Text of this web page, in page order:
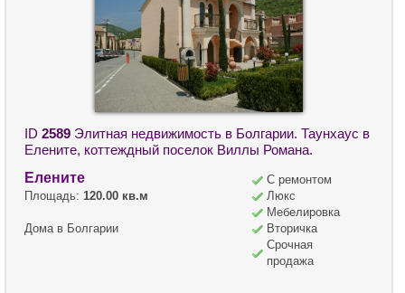
ID 2589 Элитная недвижимость в Болгарии. Таунхаус в
Елените, коттеждный поселок Виллы Романа.
Елените
Площадь: 120.00 кв.м
Дома в Болгарии
С ремонтом
Люкс
Мебелировка
Вторичка
Срочная
продажа